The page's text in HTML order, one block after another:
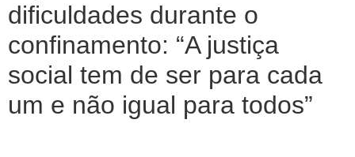
dificuldades durante o
confinamento: “A justiça
social tem de ser para cada
um e não igual para todos”